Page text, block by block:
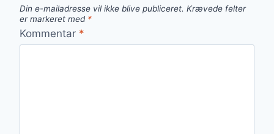
Din e-mailadresse vil ikke blive publiceret. Krævede felter
er markeret med *
Kommentar *